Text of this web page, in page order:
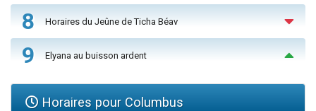
8 Horaires du Jeûne de Ticha Béav
9 Elyana au buisson ardent
Horaires pour Columbus